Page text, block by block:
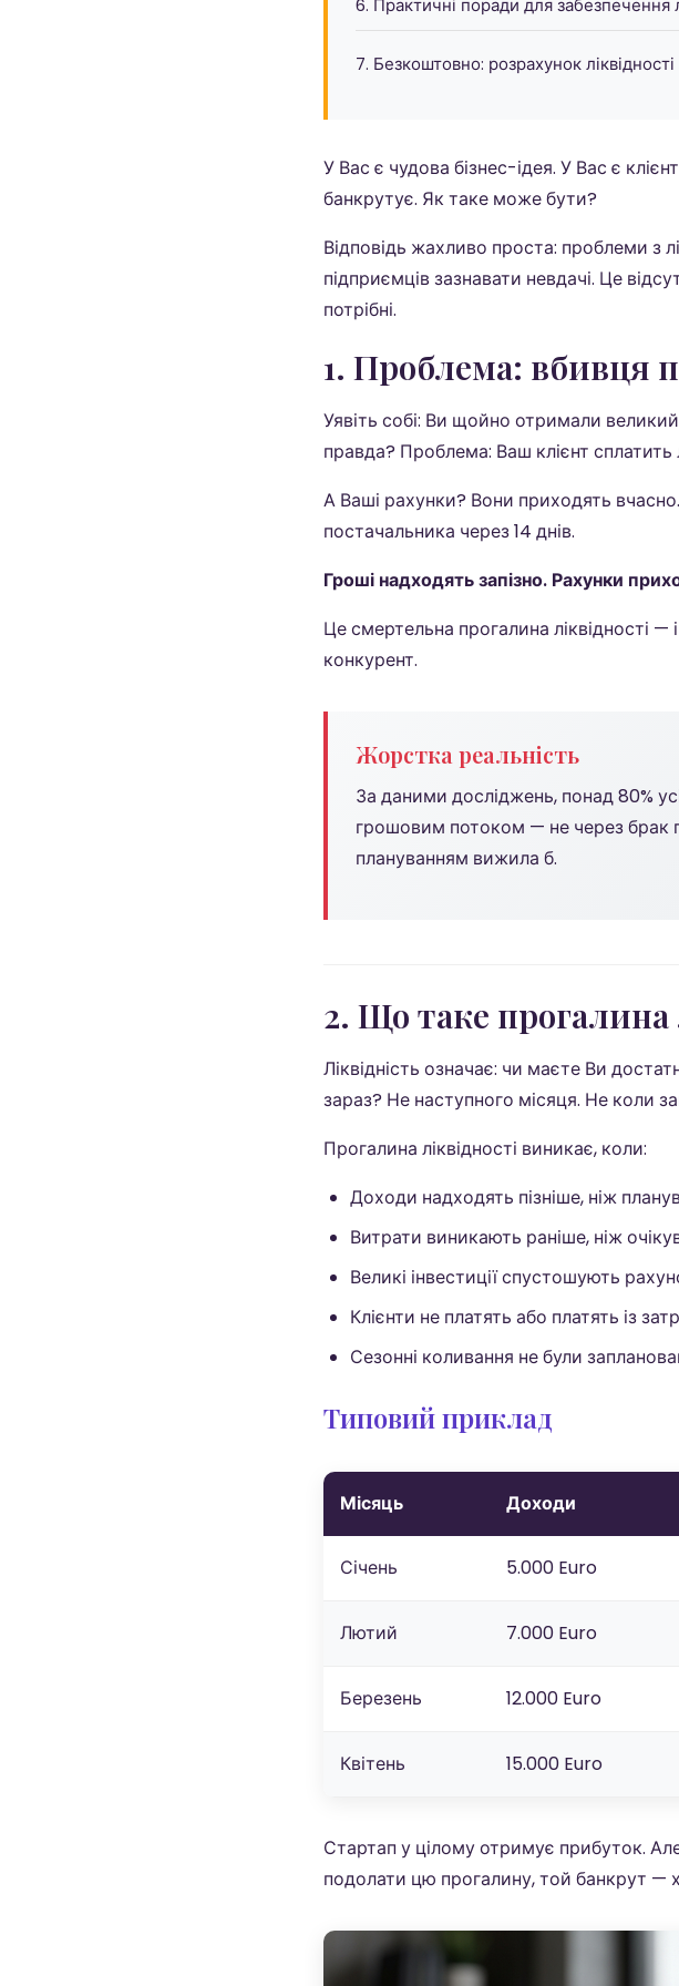
7. Безкоштовно: розрахунок
У Вас є чудова бізнес-ідея. У Вас є
банкрутує. Як таке може бути?
Відповідь жахливо проста: проблеми з
підприємців зазнавати невдачі. Це
потрібні.
1. Проблема: вбивця
Уявіть собі: Ви щойно отримали
правда? Проблема: Ваш клієнт сплатить
А Ваші рахунки? Вони приходять
постачальника через 14 днів.
Гроші надходять запізно. Рахунки
Це смертельна прогалина ліквідності
конкурент.
Жорстка реальність
За даними досліджень, понад 80%
грошовим потоком — не через брак
плануванням вижила б.
2. Що таке прогалина
Ліквідність означає: чи маєте Ви
зараз? Не наступного місяця. Не коли
Прогалина ліквідності виникає, коли:
Доходи надходять пізніше, ніж
Витрати виникають раніше, ніж
Великі інвестиції спустошують
Клієнти не платять або платять із
Сезонні коливання не були
Типовий приклад
Місяць Доходи
Січень 5.000 Euro
Лютий 7.000 Euro
Березень 12.000 Euro
Квітень 15.000 Euro
Стартап у цілому отримує прибуток.
подолати цю прогалину, той банкрут —